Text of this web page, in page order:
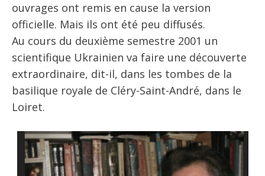
ouvrages ont remis en cause la version
officielle. Mais ils ont été peu diffusés.
Au cours du deuxième semestre 2001 un
scientifique Ukrainien va faire une découverte
extraordinaire, dit-il, dans les tombes de la
basilique royale de Cléry-Saint-André, dans le
Loiret.